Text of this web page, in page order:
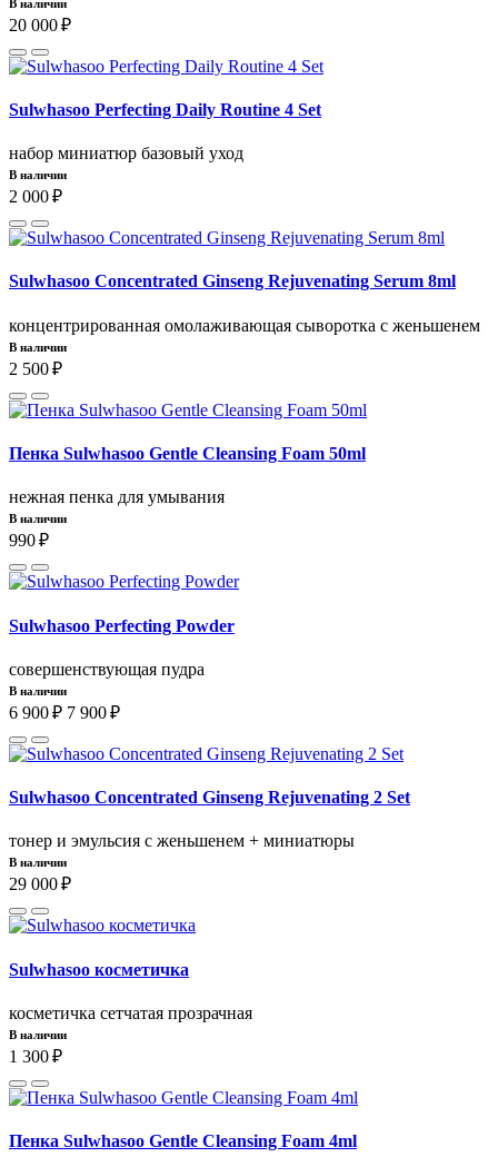
В наличии
20 000 ₽
Sulwhasoo Perfecting Daily Routine 4 Set
набор миниатюр базовый уход
В наличии
2 000 ₽
Sulwhasoo Concentrated Ginseng Rejuvenating Serum 8ml
концентрированная омолаживающая сыворотка с женьшенем
В наличии
2 500 ₽
Пенка Sulwhasoo Gentle Cleansing Foam 50ml
нежная пенка для умывания
В наличии
990 ₽
Sulwhasoo Perfecting Powder
совершенствующая пудра
В наличии
6 900 ₽ 7 900 ₽
Sulwhasoo Concentrated Ginseng Rejuvenating 2 Set
тонер и эмульсия с женьшенем + миниатюры
В наличии
29 000 ₽
Sulwhasoo косметичка
косметичка сетчатая прозрачная
В наличии
1 300 ₽
Пенка Sulwhasoo Gentle Cleansing Foam 4ml